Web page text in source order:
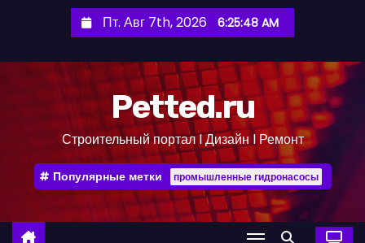
Пт. Авг 7th, 2026 6:25:49 AM
Petted.ru
Строительный портал l Дизайн l Ремонт
Популярные метки промышленные гидронасосы